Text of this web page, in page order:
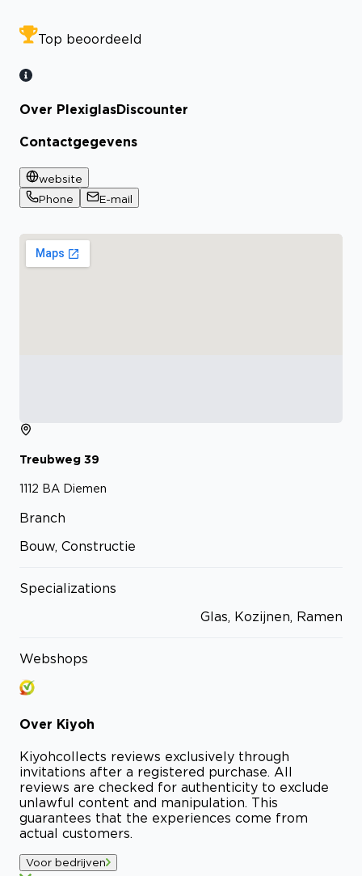
Top beoordeeld
Over PlexiglasDiscounter
Contactgegevens
website
Phone
E-mail
Treubweg 39
1112 BA Diemen
Branch
Bouw, Constructie
Specializations
Glas, Kozijnen, Ramen
Webshops
Over Kiyoh
Kiyohcollects reviews exclusively through
invitations after a registered purchase. All
reviews are checked for authenticity to exclude
unlawful content and manipulation. This
guarantees that the experiences come from
actual customers.
Voor bedrijven